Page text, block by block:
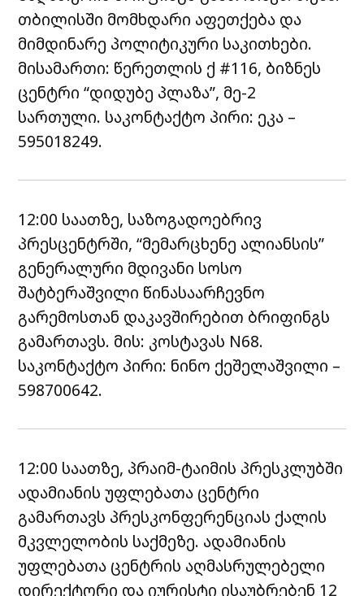
თბილისში მომხდარი აფეთქება და
მიმდინარე პოლიტიკური საკითხები.
მისამართი: წერეთლის ქ #116, ბიზნეს
ცენტრი “დიდუბე პლაზა”, მე-2
სართული. საკონტაქტო პირი: ეკა –
595018249.
12:00 საათზე, საზოგადოებრივ
პრესცენტრში, “მემარცხენე ალიანსის”
გენერალური მდივანი სოსო
შატბერაშვილი წინასაარჩევნო
გარემოსთან დაკავშირებით ბრიფინგს
გამართავს. მის: კოსტავას N68.
საკონტაქტო პირი: ნინო ქეშელაშვილი –
598700642.
12:00 საათზე, პრაიმ-ტაიმის პრესკლუბში
ადამიანის უფლებათა ცენტრი
გამართავს პრესკონფერენციას ქალის
მკვლელობის საქმეზე. ადამიანის
უფლებათა ცენტრის აღმასრულებელი
დირექტორი და იურისტი ისაუბრებენ 12